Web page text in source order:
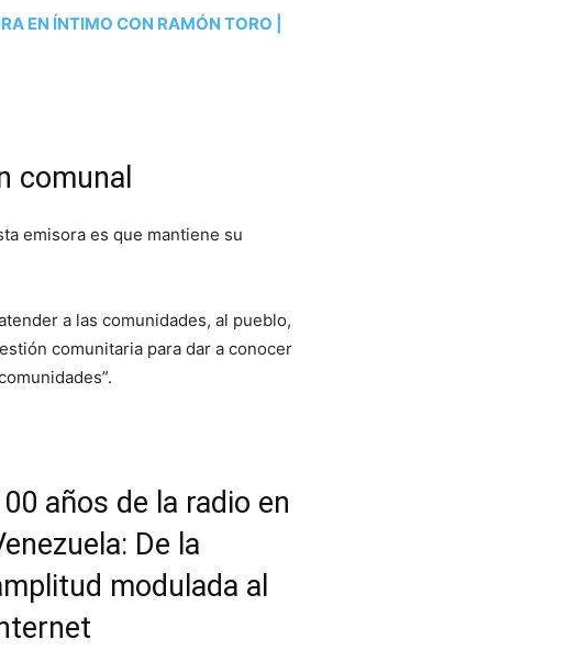
EN ÍNTIMO CON RAMÓN TORO |
comunal
emisora es que mantiene su
a las comunidades, al pueblo,
comunitaria para dar a conocer
años de la radio en
De la
modulada al